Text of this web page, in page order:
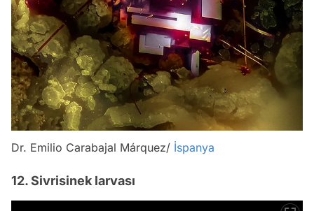
Dr. Emilio Carabajal Márquez/ İspanya
12. Sivrisinek larvası